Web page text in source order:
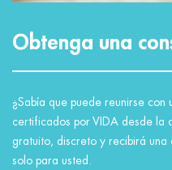
Obtenga una
¿Sabía que puede reunirse con
certificados por VIDA desde la
gratuito, discreto y recibirá
solo para usted.